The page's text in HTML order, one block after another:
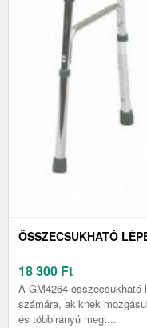
ÖSSZECSUKHATÓ
18 300 Ft
A GM4264 összecsukható
számára, akiknek
és többirányú megt...